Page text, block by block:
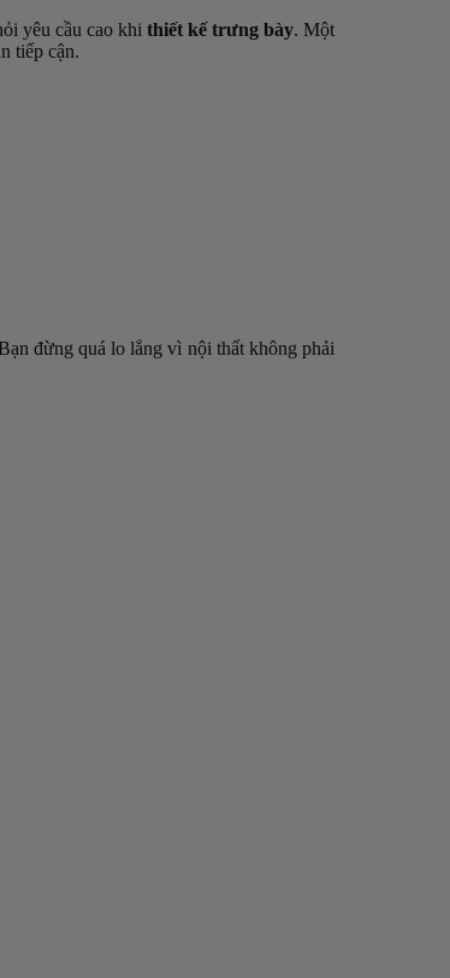
yêu cầu cao khi thiết kế trưng bày. Một
tiếp cận.
đừng quá lo lắng vì nội thất không phải